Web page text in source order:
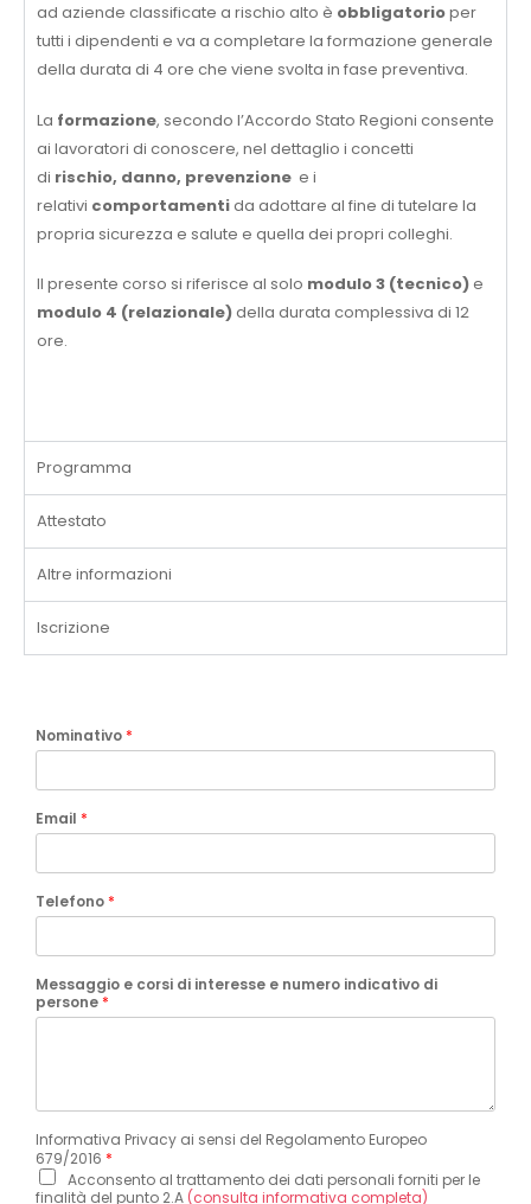
ad aziende classificate a rischio alto è obbligatorioper
tutti i dipendenti e va a completare la formazione generale
della durata di 4 ore che viene svolta in fase preventiva.
La formazione, secondo l’Accordo Stato Regioni consente
ai lavoratori di conoscere, nel dettaglio i concetti
di rischio, danno, prevenzione e i
relativi comportamentida adottare al fine di tutelare la
propria sicurezza e salute e quella dei propri colleghi.
Il presente corso si riferisce al solo modulo 3 (tecnico) e
modulo 4 (relazionale)della durata complessiva di 12
ore.
Programma
Attestato
Altre informazioni
Iscrizione
Nominativo *
Email *
Telefono *
Messaggio e corsi di interesse e numero indicativo di
persone *
Informativa Privacy ai sensi del Regolamento Europeo
679/2016 *
Acconsento al trattamento dei dati personali forniti per le
finalità del punto 2.A (consulta informativa completa)